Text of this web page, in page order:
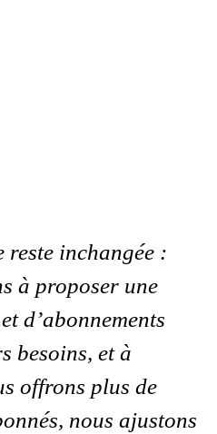
reste inchangée :
à proposer une
d’abonnements
besoins, et à
offrons plus de
nous ajustons